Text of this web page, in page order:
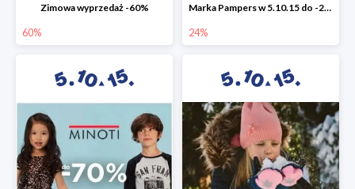
Zimowa wyprzedaż -60%
60%
Marka Pampers w 5.10.15 do -24%
24%